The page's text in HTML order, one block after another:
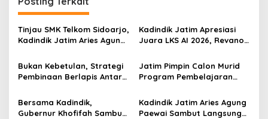
a
s
p
o
s
Tinjau SMK Telkom Sidoarjo,
Kadindik Jatim Aries Agung
Representatif Tingkatkan
Kualitas Pembelajaran
Kadindik Jatim Apresiasi
Juara LKS AI 2026, Revano
dari Gubernur Khofifah
Bukan Kebetulan, Strategi
Pembinaan Berlapis Antar
Juara Umum LKS Nasional
Jatim Pimpin Calon Murid
Program Pembelajaran
ATS Lolos Verifikasi dan
Siap Belajar
Bersama Kadindik,
Gubernur Khofifah Sambut
Kadindik Jatim Aries Agung
Paewai Sambut Langsung